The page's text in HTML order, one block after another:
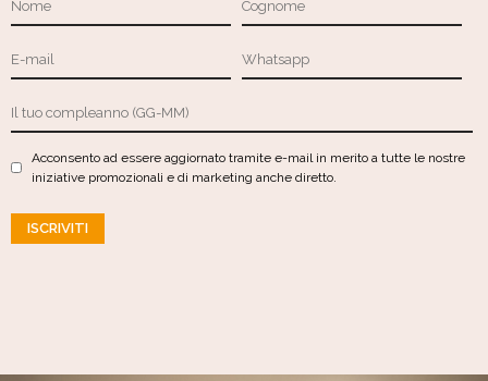
Acconsento ad essere aggiornato tramite e-mail in merito a tutte le nostre
iniziative promozionali e di marketing anche diretto.